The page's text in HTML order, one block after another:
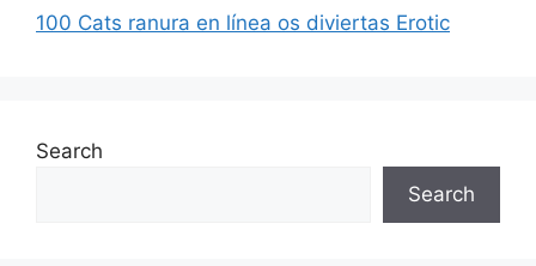
100 Cats ranura en línea os diviertas Erotic
Search
Search